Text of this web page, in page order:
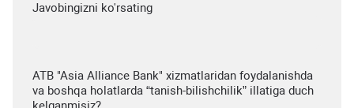
Javobingizni ko'rsating
ATB "Asia Alliance Bank" xizmatlaridan foydalanishda
va boshqa holatlarda “tanish-bilishchilik” illatiga duch